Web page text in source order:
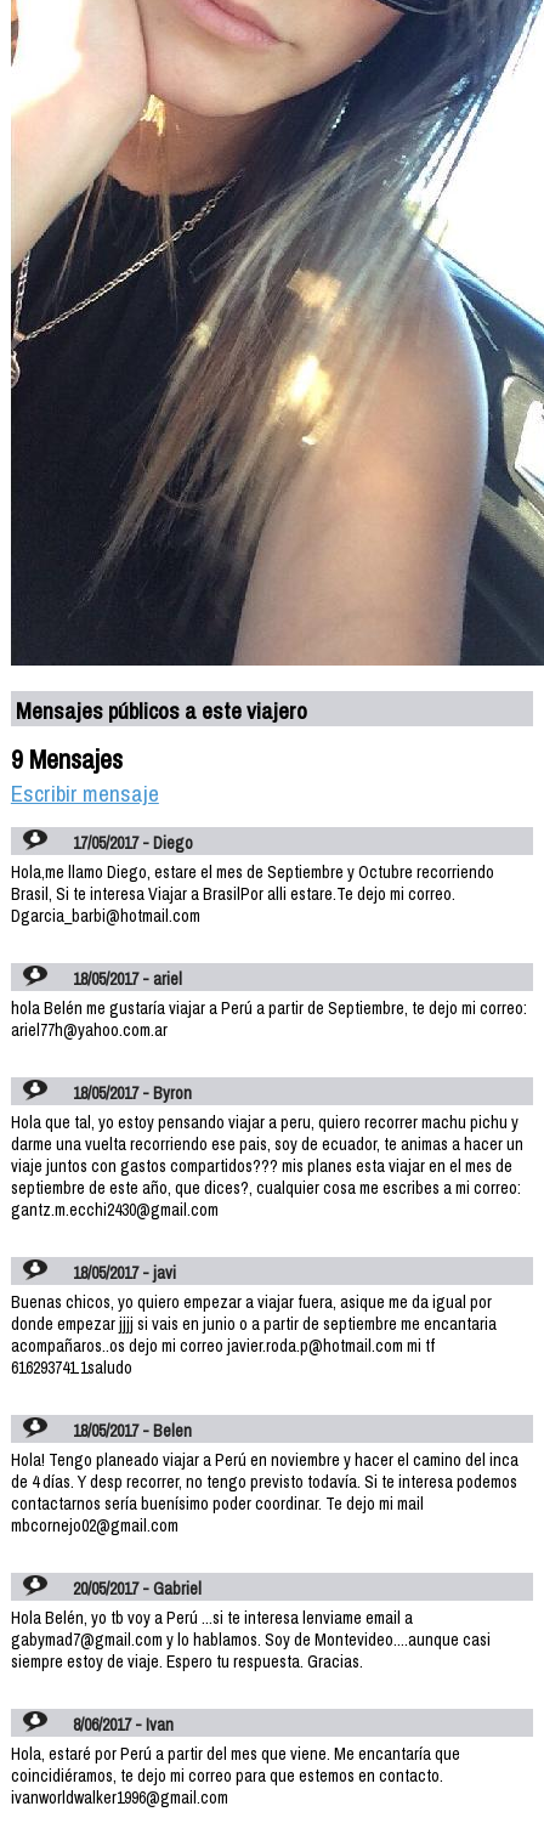
Mensajes públicos a este viajero
9 Mensajes
Escribir mensaje
17/05/2017 - Diego
Hola,me llamo Diego, estare el mes de Septiembre y Octubre recorriendo
Brasil, Si te interesa Viajar a BrasilPor alli estare.Te dejo mi correo.
Dgarcia_barbi@hotmail.com
18/05/2017 - ariel
hola Belén me gustaría viajar a Perú a partir de Septiembre, te dejo mi correo:
ariel77h@yahoo.com.ar
18/05/2017 - Byron
Hola que tal, yo estoy pensando viajar a peru, quiero recorrer machu pichu y
darme una vuelta recorriendo ese pais, soy de ecuador, te animas a hacer un
viaje juntos con gastos compartidos??? mis planes esta viajar en el mes de
septiembre de este año, que dices?, cualquier cosa me escribes a mi correo:
gantz.m.ecchi2430@gmail.com
18/05/2017 - javi
Buenas chicos, yo quiero empezar a viajar fuera, asique me da igual por
donde empezar jjjj si vais en junio o a partir de septiembre me encantaria
acompañaros..os dejo mi correo javier.roda.p@hotmail.com mi tf
616293741.1saludo
18/05/2017 - Belen
Hola! Tengo planeado viajar a Perú en noviembre y hacer el camino del inca
de 4 días. Y desp recorrer, no tengo previsto todavía. Si te interesa podemos
contactarnos sería buenísimo poder coordinar. Te dejo mi mail
mbcornejo02@gmail.com
20/05/2017 - Gabriel
Hola Belén, yo tb voy a Perú ...si te interesa lenviame email a
gabymad7@gmail.com y lo hablamos. Soy de Montevideo....aunque casi
siempre estoy de viaje. Espero tu respuesta. Gracias.
8/06/2017 - Ivan
Hola, estaré por Perú a partir del mes que viene. Me encantaría que
coincidiéramos, te dejo mi correo para que estemos en contacto.
ivanworldwalker1996@gmail.com